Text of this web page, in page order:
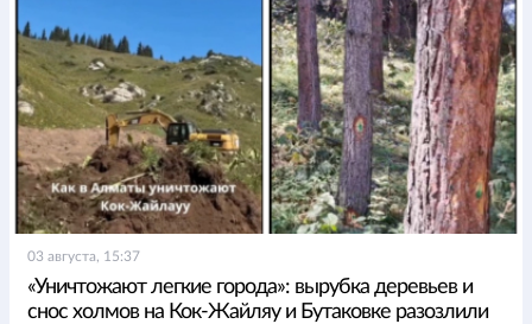
03 августа, 15:37
«Уничтожают легкие города»: вырубка деревьев и
снос холмов на Кок-Жайляу и Бутаковке разозлили